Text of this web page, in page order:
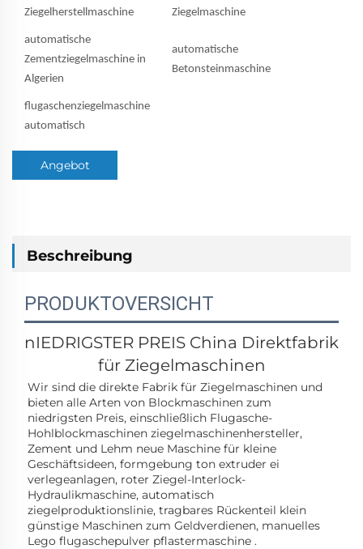
Ziegelherstellmaschine
Ziegelmaschine
automatische
Zementziegelmaschine in
Algerien
automatische
Betonsteinmaschine
flugaschenziegelmaschine
automatisch
Angebot
Beschreibung
PRODUKTOVERSICHT
nIEDRIGSTER PREIS China Direktfabrik
für Ziegelmaschinen
Wir sind die direkte Fabrik für Ziegelmaschinen und
bieten alle Arten von Blockmaschinen zum
niedrigsten Preis, einschließlich Flugasche-
Hohlblockmaschinen ziegelmaschinenhersteller,
Zement und Lehm neue Maschine für kleine
Geschäftsideen, formgebung ton extruder
verlegeanlagen, roter Ziegel-Interlock-
Hydraulikmaschine,
ziegelproduktionslinie,
günstige Maschinen zum Geldverdienen, manuelles
Lego flugaschepulver pflastermaschine .